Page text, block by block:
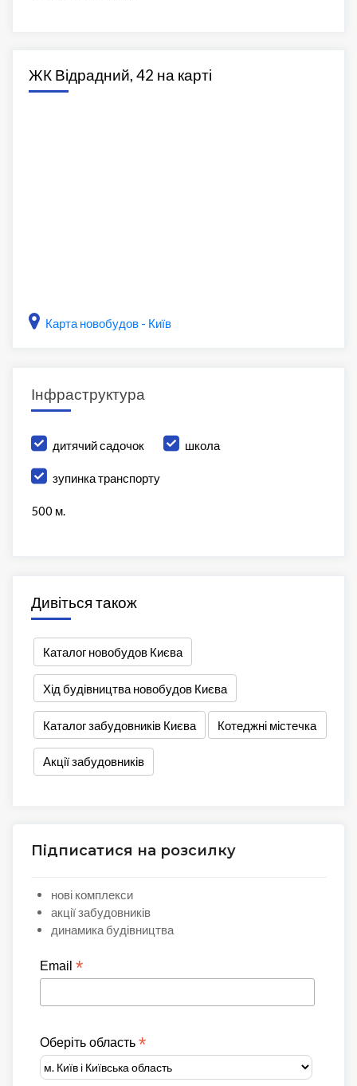
ЖК Відрадний, 42 на карті
Карта новобудов - Київ
Інфраструктура
дитячий садочок школа
зупинка транспорту
500 м.
Дивіться також
Каталог новобудов Києва
Хід будівництва новобудов Києва
Каталог забудовників Києва Котеджні містечка
Акції забудовників
Підписатися на розсилку
нові комплекси
акції забудовників
динамика будівництва
Email *
Оберіть область *